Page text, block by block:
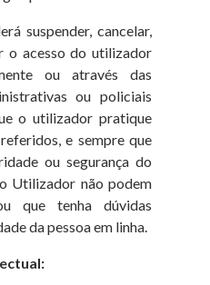
suspender, cancelar,
o acesso do utilizador
ou através das
ou policiais
o utilizador pratique
e sempre que
ou segurança do
Utilizador não podem
que tenha dúvidas
da pessoa em linha.